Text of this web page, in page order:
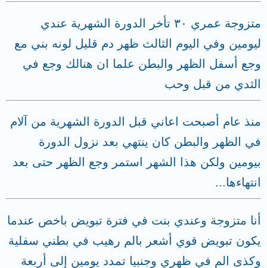
متزوجة عمري ٣٠ تأخر الدورة الشهرية عندي
ليومين وفي اليوم الثالث ظهر دم قليل لونه بني مع
وجع أسفل الظهر والبطن علما ان هنالك وجع في
الثدي من قبل وحب
منذ عام أصبحت اعاني قبل الدورة الشهرية من آلام
في الظهر والبطن كان ينتهي بعد نزول الدورة
بيومين ولكن هذا الشهر استمر وجع الظهر حتى بعد
انتهاءها...
أنا متزوجة وعندي بنت في فترة تبويض باخص عندما
يكون تبويض قوي أشعر بالم رهيب في بطني سفلية
وكذى الم في ظهري وجنبيا تمدد يومين إلى أربعة